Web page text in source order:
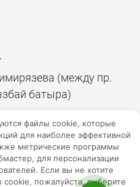
(между пр.
батыра)
файлы cookie, которые
для наиболее эффективной
метрические программы
для персонализации
Если вы не хотите
пожалуйста, выберите